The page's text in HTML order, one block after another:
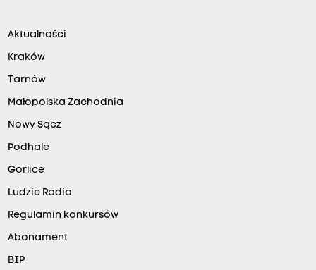
Aktualności
Kraków
Tarnów
Małopolska Zachodnia
Nowy Sącz
Podhale
Gorlice
Ludzie Radia
Regulamin konkursów
Abonament
BIP